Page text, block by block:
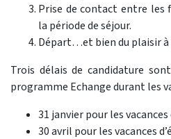
Prise de contact entre les
la période de séjour.
Départ…et bien du plaisir à
Trois délais de candidature
programme Echange durant les
31 janvier pour les
30 avril pour les vacances